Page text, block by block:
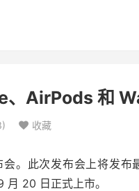
、AirPods 和
)  收藏
。此次发布会上将发布
20 日正式上市。